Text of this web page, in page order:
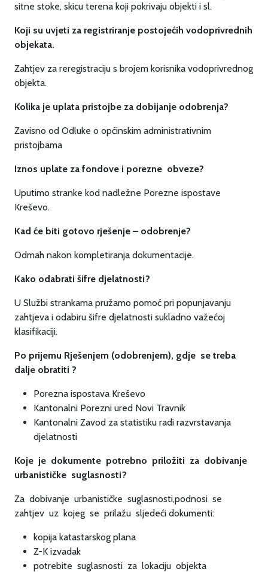
sitne stoke, skicu terena koji pokrivaju objekti i sl.
Koji su uvjeti za registriranje postojećih vodoprivrednih
objekata.
Zahtjev za reregistraciju s brojem korisnika vodoprivrednog
objekta.
Kolika je uplata pristojbe za dobijanje odobrenja?
Zavisno od Odluke o općinskim administrativnim
pristojbama
Iznos uplate za fondove i porezne obveze?
Uputimo stranke kod nadležne Porezne ispostave
Kreševo.
Kad će biti gotovo rješenje – odobrenje?
Odmah nakon kompletiranja dokumentacije.
Kako odabrati šifre djelatnosti?
U Službi strankama pružamo pomoć pri popunjavanju
zahtjeva i odabiru šifre djelatnosti sukladno važećoj
klasifikaciji.
Po prijemu Rješenjem (odobrenjem), gdje se treba
dalje obratiti ?
Porezna ispostava Kreševo
Kantonalni Porezni ured Novi Travnik
Kantonalni Zavod za statistiku radi razvrstavanja
djelatnosti
Koje je dokumente potrebno priložiti za dobivanje
urbanističke suglasnosti?
Za dobivanje urbanističke suglasnosti,podnosi se
zahtjev uz kojeg se prilažu sljedeći dokumenti:
kopija katastarskog plana
Z-K izvadak
potrebite suglasnosti za lokaciju objekta